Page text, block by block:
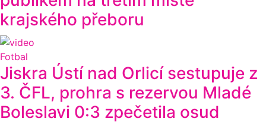
krajského přeboru
Fotbal
Jiskra Ústí nad Orlicí sestupuje z
3. ČFL, prohra s rezervou Mladé
Boleslavi 0:3 zpečetila osud